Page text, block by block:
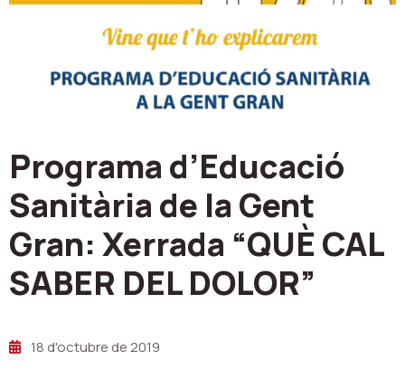
Programa d’Educació
Sanitària de la Gent
Gran: Xerrada “QUÈ CAL
SABER DEL DOLOR”
18 d'octubre de 2019